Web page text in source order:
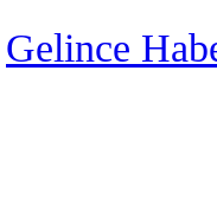
Gelince